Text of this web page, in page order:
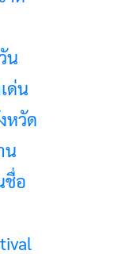
น
ด่น
หวัด
น
ชื่อ